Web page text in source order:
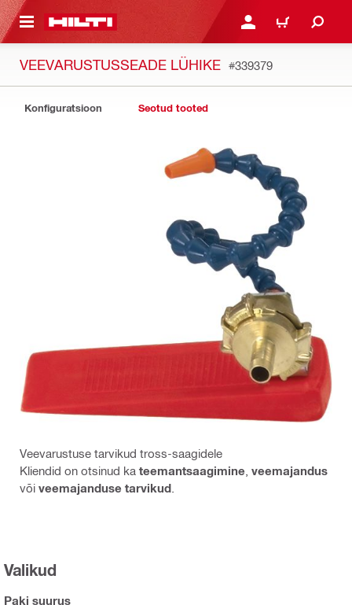
JUURDE LOGI SISSE VÕI
OSTUKORV
VEEVARUSTUSSEADE LÜHIKE #339379
Konfiguratsioon Seotud tooted
Veevarustuse tarvikud tross-saagidele
Kliendid on otsinud ka teemantsaagimine veemajandus
või veemajanduse tarvikud
Valikud
Paki suurus